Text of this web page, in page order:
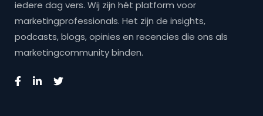
iedere dag vers. Wij zijn hét platform voor
marketingprofessionals. Het zijn de insights,
podcasts, blogs, opinies en recencies die ons als
marketingcommunity binden.